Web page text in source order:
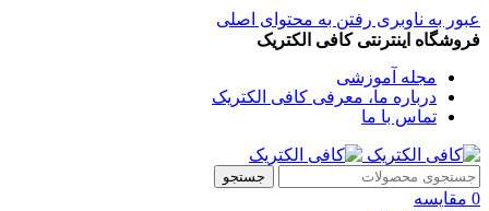
عبور به ناوبری رفتن به محتوای اصلی
فروشگاه اینترنتی کافی الکتریک
مجله آموزشی
درباره ما، معرفی کافی الکتریک
تماس با ما
جستجو
0 مقایسه